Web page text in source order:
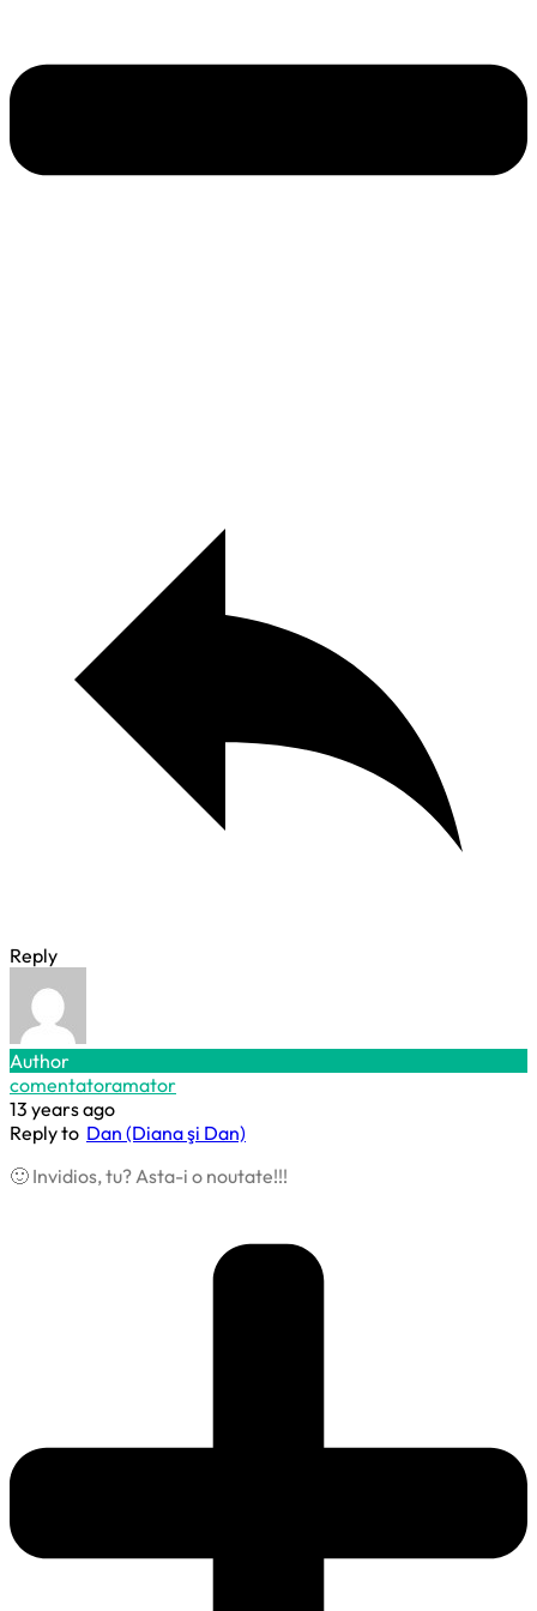
Reply
Author
comentatoramator
13 years ago
Reply to Dan (Diana şi Dan)
🙂 Invidios, tu? Asta-i o noutate!!!